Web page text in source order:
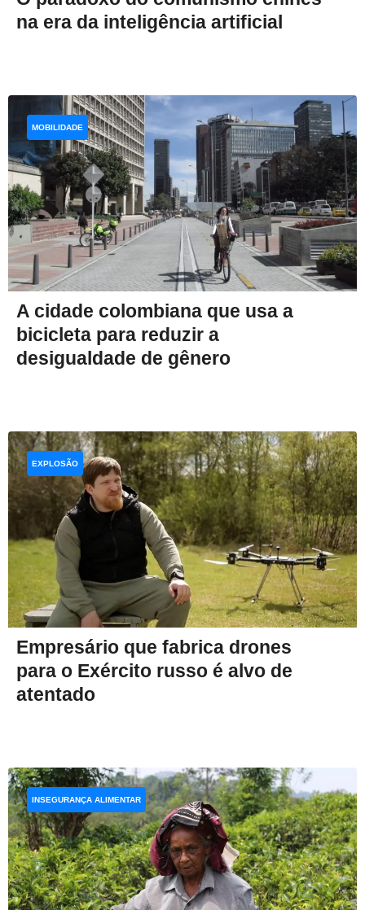
na era da inteligência artificial
A cidade colombiana que usa a
bicicleta para reduzir a
desigualdade de gênero
MOBILIDADE
Empresário que fabrica drones
para o Exército russo é alvo de
atentado
EXPLOSÃO
INSEGURANÇA ALIMENTAR